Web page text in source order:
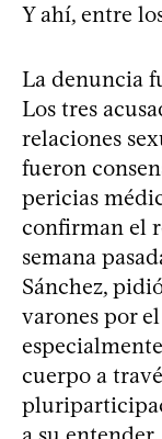
Y ahí, entre
La denuncia
Los tres
relaciones
fueron
pericias
confirman el
semana
Sánchez,
varones por
cuerpo a